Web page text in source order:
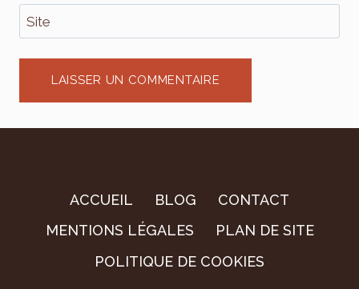
Site
ACCUEIL BLOG
CONTACT
MENTIONS LÉGALES
PLAN DE SITE
POLITIQUE DE COOKIES